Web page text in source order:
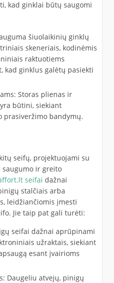
kad ginklai būtų saugomi
šiuolaikinių ginklų
skeneriais, kodinėmis
raktuotiems
kad ginklus galėtų pasiekti
Storas plienas ir
būtini, siekiant
prasiveržimo bandymų.
seifų, projektuojami su
ir greito
seifai dažnai
stalčiais arba
leidžiančiomis įmesti
Jie taip pat gali turėti:
seifai dažnai aprūpinami
užraktais, siekiant
esant įvairioms
Daugeliu atvejų, pinigų